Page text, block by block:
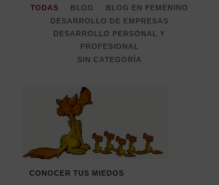
TODAS BLOG
BLOG EN FEMENINO
DESARROLLO DE EMPRESAS
DESARROLLO PERSONAL Y
PROFESIONAL
SIN CATEGORÍA
CONOCER TUS MIEDOS